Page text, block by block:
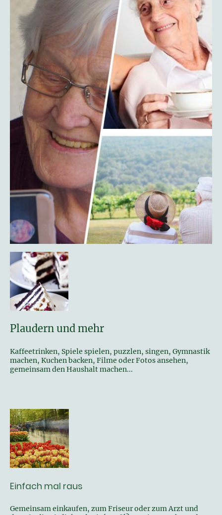
Plaudern und mehr
Kaffeetrinken, Spiele spielen, puzzlen, singen, Gymnastik
machen, Kuchen backen, Filme oder Fotos ansehen,
gemeinsam den Haushalt machen...
Einfach mal raus
Gemeinsam einkaufen, zum Friseur oder zum Arzt und